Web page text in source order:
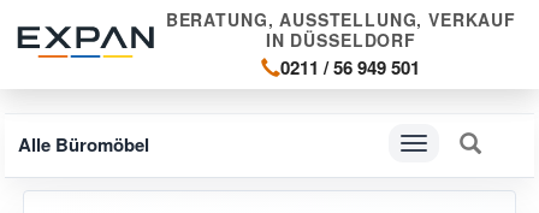
BERATUNG, AUSSTELLUNG, VERKAUF
IN DÜSSELDORF
0211 / 56 949 501
Alle Büromöbel
Navigation